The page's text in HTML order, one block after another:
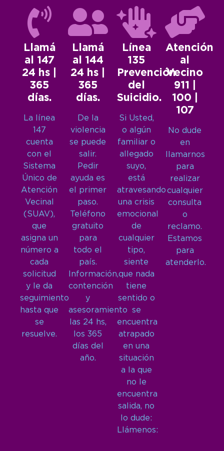
Llamá
al 147
24 hs |
365
días.
La línea
147
cuenta
con el
Sistema
Único de
Atención
Vecinal
(SUAV),
que
asigna un
número a
cada
solicitud
y le da
seguimiento
hasta que
se
resuelve.
Llamá
al 144
24 hs |
365
días.
De la
violencia
se puede
salir.
Pedir
ayuda es
el primer
paso.
Teléfono
gratuito
para
todo el
país.
Información,
contención
y
asesoramiento
las 24 hs,
los 365
días del
año.
Línea
135
Prevención
del
Suicidio.
Si Usted,
o algún
familiar o
allegado
suyo,
está
atravesando
una crisis
emocional
de
cualquier
tipo,
siente
que nada
tiene
sentido o
se
encuentra
atrapado
en una
situación
a la que
no le
encuentra
salida, no
lo dude:
Llámenos:
Atención
al
Vecino
911 |
100 |
107
No dude
en
llamarnos
para
realizar
cualquier
consulta
o
reclamo.
Estamos
para
atenderlo.